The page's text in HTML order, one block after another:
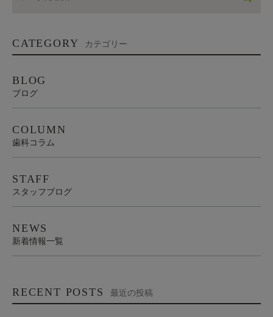
CATEGORY カテゴリー
BLOG
ブログ
COLUMN
歯科コラム
STAFF
スタッフブログ
NEWS
新着情報一覧
RECENT POSTS 最近の投稿